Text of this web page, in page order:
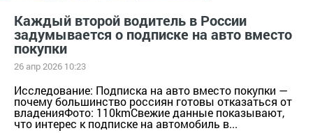
Каждый второй водитель в России
задумывается о подписке на авто вместо
покупки
26 апр 2026 10:23
Исследование: Подписка на авто вместо покупки —
почему большинство россиян готовы отказаться от
владенияФото: 110kmСвежие данные показывают,
что интерес к подписке на автомобиль в...